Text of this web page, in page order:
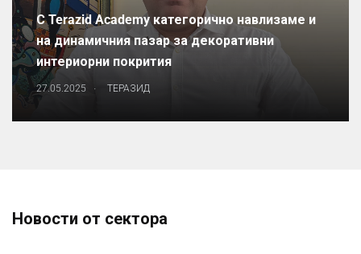
С Terazid Academy категорично навлизаме и
на динамичния пазар за декоративни
интериорни покрития
27.05.2025 . ТЕРАЗИД
Новости от сектора